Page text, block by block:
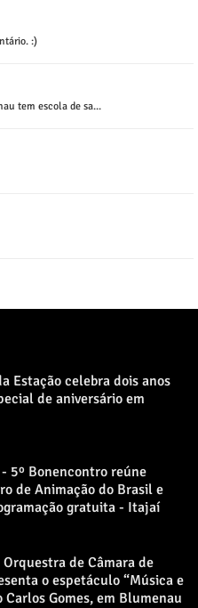
:)
tem escola de sa...
Estação celebra dois anos
de aniversário em
5º Bonencontro reúne
de Animação do Brasil e
gratuita - Itajaí
de Câmara de
o espetáculo “Música e
Gomes, em Blumenau